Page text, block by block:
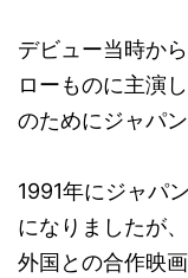
デビュー当時か
ローものに主演
のためにジャパ
1991年にジャパ
になりましたが
外国との合作映